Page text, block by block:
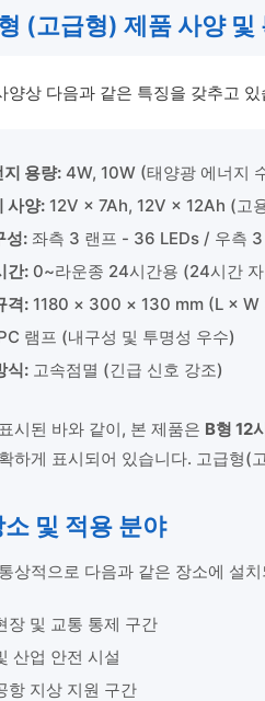
(고급형) 제품 사양 및
양상 다음과 같은 특징을 갖추고 있
용량:4W, 10W (태양광 에너지
사양:12V × 7Ah, 12V × 12Ah (고
성:좌측 3 랜프 - 36 LEDs / 우측
간:0~라운종 24시간용 (24시간 자
격:1180 × 300 × 130 mm (L × W
램프 (내구성 및 투명성 우수)
식:고속점멸 (긴급 신호 강조)
시된 바와 같이, 본 제품은 B형 12
하게 표시되어 있습니다. 고급형(
및 적용 분야
상적으로 다음과 같은 장소에 설
장 및 교통 통제 구간
산업 안전 시설
항 지상 지원 구간